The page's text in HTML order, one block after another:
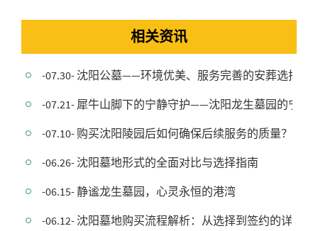
相关资讯
-07.30- 沈阳公墓——环境优美、服务完善的安葬选择
-07.21- 犀牛山脚下的宁静守护——沈阳龙生墓园的宁静
-07.10- 购买沈阳陵园后如何确保后续服务的质量？
-06.26- 沈阳墓地形式的全面对比与选择指南
-06.15- 静谧龙生墓园，心灵永恒的港湾
-06.12- 沈阳墓地购买流程解析：从选择到签约的详细指